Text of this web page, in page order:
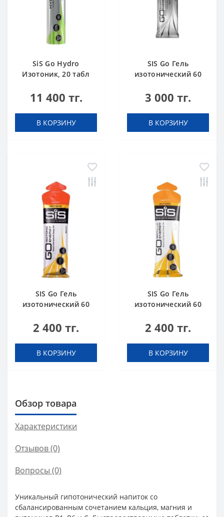
SiS Go Hydro
Изотоник, 20 табл
11 400 тг.
В КОРЗИНУ
SIS Go Гель
изотонический 60
Кола
3 000 тг.
В КОРЗИНУ
SIS Go Гель
изотонический 60
2 400 тг.
В КОРЗИНУ
SIS Go Гель
изотонический 60
фрукты
2 400 тг.
В КОРЗИНУ
Обзор товара
Характеристики
Отзывов (0)
Вопросы (0)
Уникальный гипотонический напиток со
сбалансированным сочетанием кальция, магния и